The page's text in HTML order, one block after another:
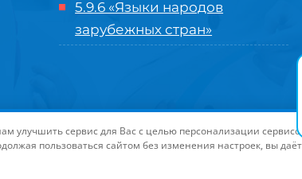
5.9.6 «Языки народов
зарубежных стран»
«МИР»| Иконки разработаны студиейFreepikдля
улучшить сервис для Вас с целью персонализации
пользоваться сайтом без изменения настроек, вы